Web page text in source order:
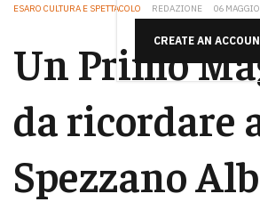
CREATE AN
ESARO CULTURA E SPETTACOLO REDAZIONE 06
Un Primo
da ricordare
Spezzano